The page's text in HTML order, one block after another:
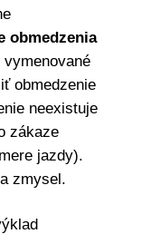
obmedzenia
obmedzenie
neexistuje
zákaze
jazdy).
zmysel.